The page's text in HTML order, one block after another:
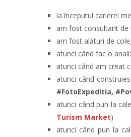
la începutul carierei
am fost consultant de
am fost alături de
atunci când fac o
atunci când am creat
atunci când
#FotoExpeditia,
atunci când pun la
Turism Market)
atunci când pun la